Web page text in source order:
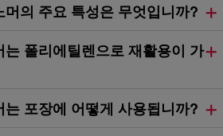
의 주요 특성은 무엇입니까?
폴리에틸렌으로 재활용이 가
포장에 어떻게 사용됩니까?